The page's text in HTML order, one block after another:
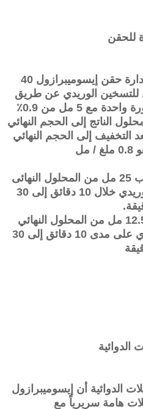
للحقن
الاستعدادات لاستخدام وإدارة حقن إيسوميبرازول 40
الوريدي عن طريق
إعادة تكوين محتويات قارورة واحدة مع 5 مل من 0.9٪
الناتج إلى الحجم النهائي
بعد التخفيف إلى الحجم النهائي
من20 ملغم جرعة : ينسحب 25 مل من المحلول النهائى
ويدار عن طريق الحقن الوريدي خلال 10 دقائق إلى 30
جرعة 10 ملغم : اسحب 12.5 مل من المحلول النهائي
وادخل في التسريب الوريدي على مدى 10 دقائق إلى 30
الدوائية
الدوائية أن إيسوميبرازول
هامة سريرياً مع